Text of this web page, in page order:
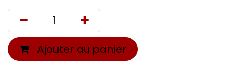
Ajouter au panier